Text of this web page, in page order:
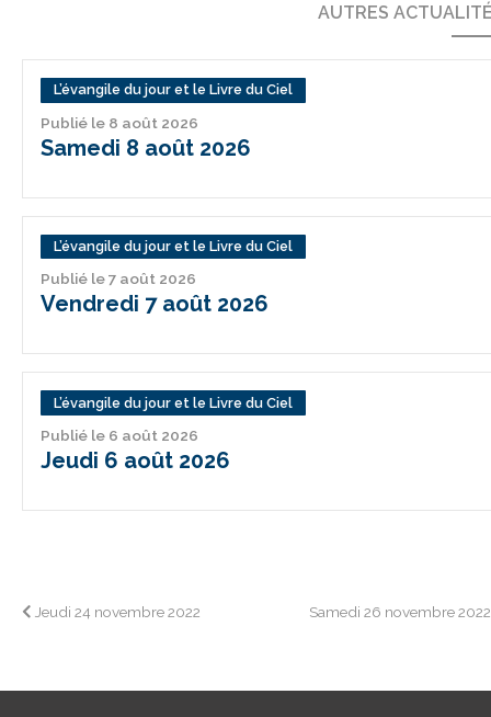
AUTRES
L’évangile du jour et le Livre du Ciel
Publié le 8 août 2026
Samedi 8 août 2026
L’évangile du jour et le Livre du Ciel
Publié le 7 août 2026
Vendredi 7 août 2026
L’évangile du jour et le Livre du Ciel
Publié le 6 août 2026
Jeudi 6 août 2026
Navigation
Jeudi 24 novembre 2022 Samedi 26 novembre